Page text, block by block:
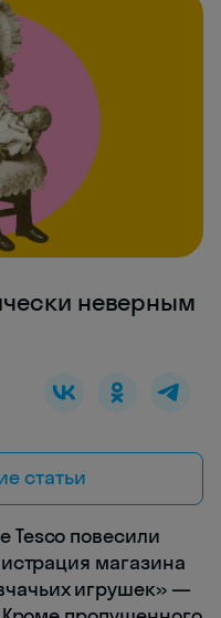
неверным
статьи
Tesco повесили
магазина
игрушек» —